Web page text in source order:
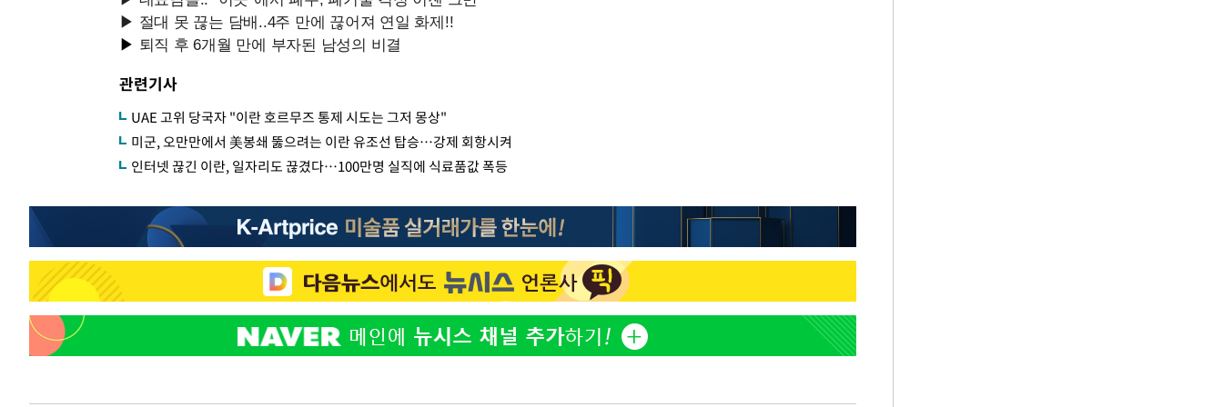
관련기사
UAE 고위 당국자 "이란 호르무즈 통제 시도는 그저 몽상"
미군, 오만만에서 美봉쇄 뚫으려는 이란 유조선 탑승…강제 회항시켜
인터넷 끊긴 이란, 일자리도 끊겼다…100만명 실직에 식료품값 폭등